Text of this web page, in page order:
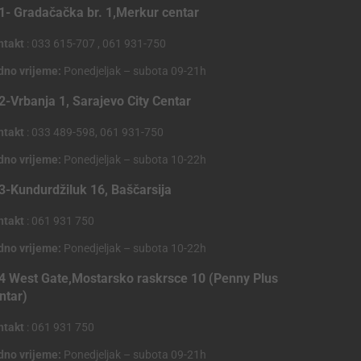
Gradačačka br. 1,Merkur centar
: 033 615-707 , 061 931-750
vrijeme: Ponedjeljak – subota 09-21h
Vrbanja 1, Sarajevo City Centar
: 033 489-598, 061 931-750
vrijeme: Ponedjeljak – subota 10-22h
Kundurdžiluk 16, Baščarsija
: 061 931 750
vrijeme: Ponedjeljak – subota 10-22h
West Gate,Mostarsko raskrsce 10 (Penny Plus
: 061 931 750
vrijeme: Ponedjeljak – subota 09-21h